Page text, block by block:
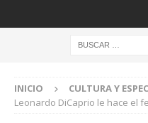
INICIO
CULTURA Y
Leonardo DiCaprio le hace el